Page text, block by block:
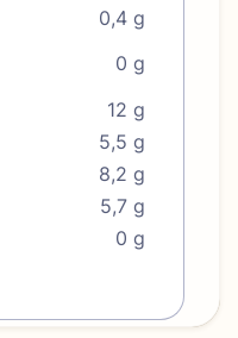
0,4 g
0 g
12 g
5,5 g
8,2 g
5,7 g
0 g